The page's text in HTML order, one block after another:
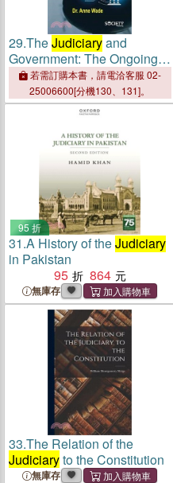
29.TheJudiciaryand
Government: The Ongoing
Power Struggle
若需訂購本書，請電洽客服 02-
25006600[分機130、131]。
95 折
31.A History of theJudiciary
in Pakistan
95
864
無庫存
33.The Relation of the
Judiciaryto the Constitution
無庫存